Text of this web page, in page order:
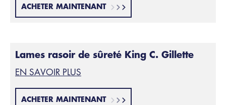
ACHETER MAINTENANT
Lames rasoir de sûreté King C. Gillette
EN SAVOIR PLUS
ACHETER MAINTENANT